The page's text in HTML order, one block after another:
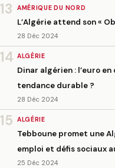
13 AMÉRIQUE DU NORD
L’Algérie attend son «
28 Déc 2024
14 ALGÉRIE
Dinar algérien : l’euro
tendance durable ?
28 Déc 2024
15 ALGÉRIE
Tebboune promet une
emploi et défis sociaux
25 Déc 2024